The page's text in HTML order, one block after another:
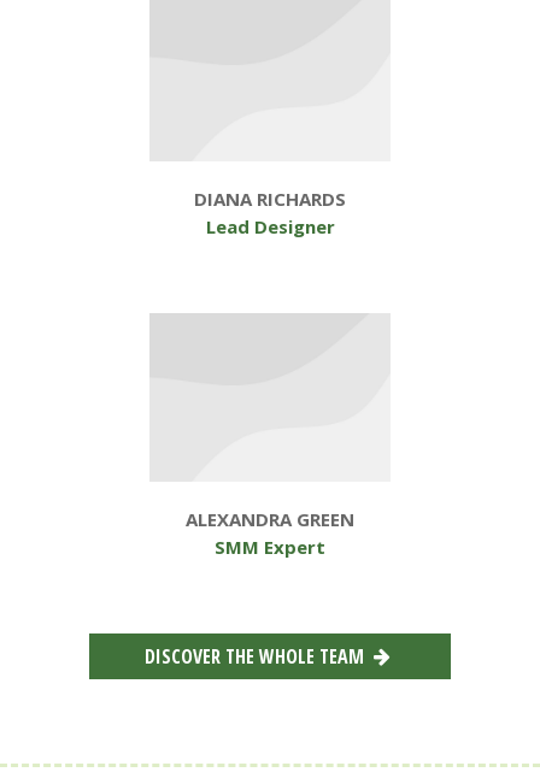
DIANA RICHARDS
Lead Designer
ALEXANDRA GREEN
SMM Expert
DISCOVER THE WHOLE TEAM